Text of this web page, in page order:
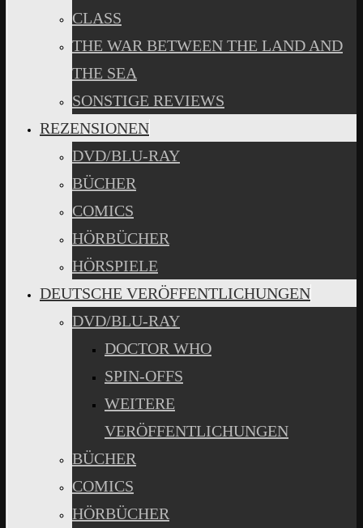
CLASS
THE WAR BETWEEN THE LAND AND
THE SEA
SONSTIGE REVIEWS
REZENSIONEN
DVD/BLU-RAY
BÜCHER
COMICS
HÖRBÜCHER
HÖRSPIELE
DEUTSCHE VERÖFFENTLICHUNGEN
DVD/BLU-RAY
DOCTOR WHO
SPIN-OFFS
WEITERE
VERÖFFENTLICHUNGEN
BÜCHER
COMICS
HÖRBÜCHER